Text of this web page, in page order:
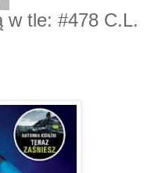
w tle: #478 C.L.